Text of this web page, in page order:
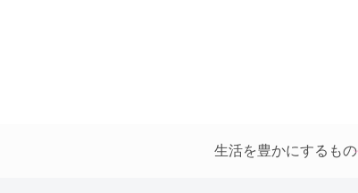
生活を豊かにするもの